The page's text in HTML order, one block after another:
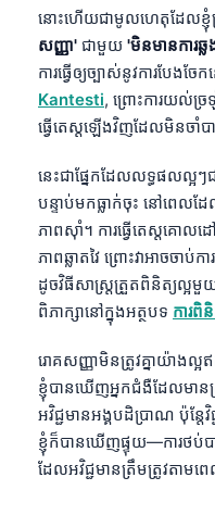
នោះហើយជាមូលហេតុដែលខ្ញុំ
សញ្ញា' ជាមួយ 'មិនមានការឆ្
ការធ្វើឲ្យច្បាស់នូវការបែងចែ
Kantesti, ព្រោះការយល់ច្រ
ធ្វើតេស្តឡើងវិញដែលមិនចាំប
នេះជាផ្នែកដែលលទ្ធផលល្អៗ
បន្ទាប់មកធ្លាក់ចុះ នៅពេលដ
ភាពស៊ាំ។ ការធ្វើតេស្តគោល
ភាពឆ្លាតវៃ ព្រោះវាអាចចាប់ក
ដូចវិធីសាស្ត្រត្រួតពិនិត្យល្
ពិភាក្សានៅក្នុងអត្ថបទ ការពិ
រោគសញ្ញាមិនត្រូវគ្នាយ៉ាងល្អ
ខ្ញុំបានឃើញអ្នកជំងឺដែលមាន
អវិជ្ជមានអង្គបដិប្រាណ ប៉ុន្ត
ខ្ញុំក៏បានឃើញផ្ទុយ—ការថប់បា
ដែលអវិជ្ជមានត្រឹមត្រូវតាមពេ